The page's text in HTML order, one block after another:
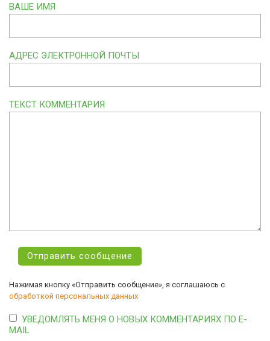
ВАШЕ ИМЯ
АДРЕС ЭЛЕКТРОННОЙ ПОЧТЫ
ТЕКСТ КОММЕНТАРИЯ
Нажимая кнопку «Отправить сообщение», я соглашаюсь с
обработкой персональных данных
УВЕДОМЛЯТЬ МЕНЯ О НОВЫХ КОММЕНТАРИЯХ ПО E-
MAIL